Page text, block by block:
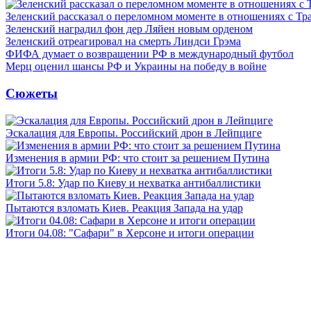
Зеленский рассказал о переломном моменте в отношениях с
Зеленский наградил фон дер Ляйен новым орденом
Зеленский отреагировал на смерть Линдси Грэма
ФИФА думает о возвращении РФ в международный футбол
Мерц оценил шансы РФ и Украины на победу в войне
Сюжеты
Эскалация для Европы. Российский дрон в Лейпциге
Изменения в армии РФ: что стоит за решением Путина
Итоги 5.8: Удар по Киеву и нехватка антибаллистики
Пытаются взломать Киев. Реакция Запада на удар
Итоги 04.08: "Сафари" в Херсоне и итоги операции